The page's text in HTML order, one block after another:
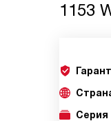
1153
Серия